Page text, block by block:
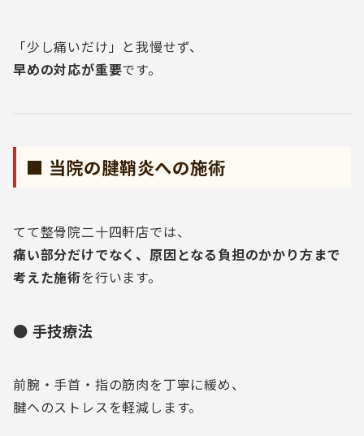
「少し痛いだけ」と我慢せず、
早めの対応が重要です。
■ 当院の腱鞘炎への施術
てて整骨院二十四軒店では、
痛い部分だけでなく、原因となる負担のかかり方まで
考えた施術を行います。
● 手技療法
前腕・手首・指の筋肉を丁寧に緩め、
腱へのストレスを軽減します。